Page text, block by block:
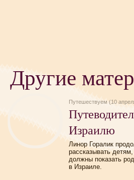
Другие
Путешествуем (10
Израилю
Линор Горалик
рассказывать
должны показать
в Израиле.